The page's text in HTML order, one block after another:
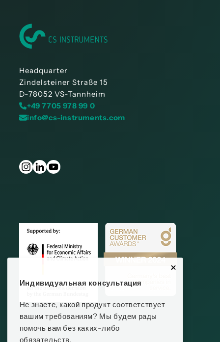
Индивидуальная консультация
Не знаете, какой продукт соответствует
вашим требованиям? Мы будем рады
помочь вам без каких-либо
обязательств.
Headquarter
Zindelsteiner Straße 15
D-78052 VS-Tannheim
+49 7705 978 99 0
info@cs-instruments.com